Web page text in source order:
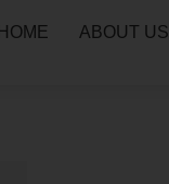
HOME ABOUT US